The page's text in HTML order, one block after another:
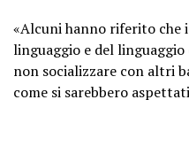
«Alcuni hanno riferito
linguaggio e del
non socializzare con altri
come si sarebbero